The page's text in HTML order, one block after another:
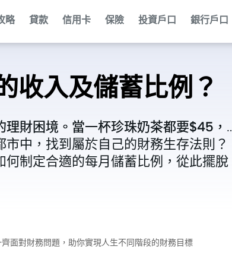
略 貸款 信用卡 保險 投資戶口 銀行戶口
收入及儲蓄比例？
理財困境。當一杯珍珠奶茶都要$45，
中，找到屬於自己的財務生存法則？
制定合適的每月儲蓄比例，從此擺脫
理財困境。當一杯珍珠奶茶都要$45，
中，找到屬於自己的財務生存法則？
制定合適的每月儲蓄比例，從此擺脫
面對財務問題，助你實現人生不同階段的財務目標